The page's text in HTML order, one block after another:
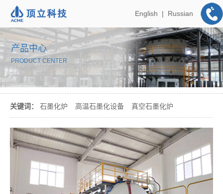
English | Russian
产品中心
PRODUCT CENTER
关键词： 石墨化炉 高温石墨化设备 真空石墨化炉